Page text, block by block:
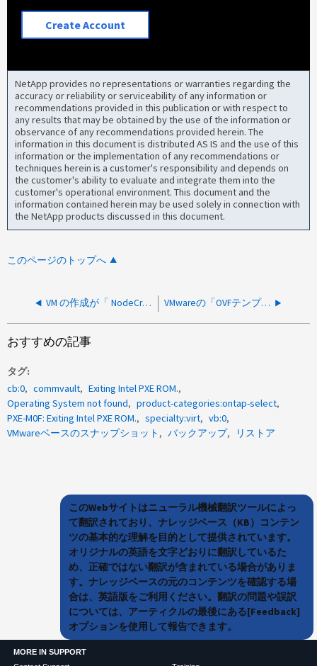
Create Account
NetApp provides no representations or warranties regarding the
accuracy or reliability or serviceability of any information or
recommendations provided in this publication or with respect to
any results that may be obtained by the use of the information or
observance of any recommendations provided herein. The
information in this document is distributed AS IS and the use of this
information or the implementation of any recommendations or
techniques herein is a customer's responsibility and depends on
the customer's ability to evaluate and integrate them into the
customer's operational environment. This document and the
information contained herein may be used solely in connection with
the NetApp products discussed in this document.
このページのトップへ
VM の作成が「 NodeCreateFailed 」で失敗する VMwareの「OVFテンプレートのエクスポート」タスクが0%で停止する
おすすめの記事
タグ
cb:0
commvault
Exiting Intel PXE ROM.
Operating System not found
product-categories:ontap-select
PXE-M0F: Exiting Intel PXE ROM.
specialty:virt
vb:0
VMwareベースのスナップショット
バックアップ リストア
このWebサイトはニューラル機械翻訳ツールによっ
て翻訳されており、ナレッジベース（KB）コンテン
ツの基本的な理解を目的として提供されています。
オリジナルの英語を文字どおりに翻訳しているた
め、正確ではない翻訳が含まれている場合がありま
す。ナレッジベースの元のコンテンツを確認する場
合は、英語版をご利用ください。翻訳の問題や誤訳
については、アーティクルの最後にある[Feedback]
オプションを使用して報告できます。
MORE IN SUPPORT